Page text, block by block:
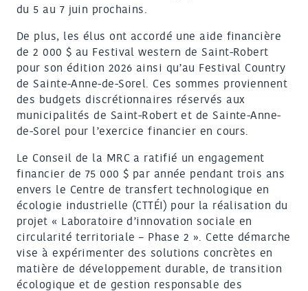
du 5 au 7 juin prochains.
De plus, les élus ont accordé une aide financière
de 2 000 $ au Festival western de Saint-Robert
pour son édition 2026 ainsi qu’au Festival Country
de Sainte-Anne-de-Sorel. Ces sommes proviennent
des budgets discrétionnaires réservés aux
municipalités de Saint-Robert et de Sainte-Anne-
de-Sorel pour l’exercice financier en cours.
Le Conseil de la MRC a ratifié un engagement
financier de 75 000 $ par année pendant trois ans
envers le Centre de transfert technologique en
écologie industrielle (CTTÉI) pour la réalisation du
projet « Laboratoire d’innovation sociale en
circularité territoriale – Phase 2 ». Cette démarche
vise à expérimenter des solutions concrètes en
matière de développement durable, de transition
écologique et de gestion responsable des